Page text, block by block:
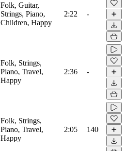
Folk, Guitar,
Strings, Piano,
Children, Happy
2:22 -
Folk, Strings,
Piano, Travel,
Happy
2:36 -
Folk, Strings,
Piano, Travel,
Happy
2:05 140